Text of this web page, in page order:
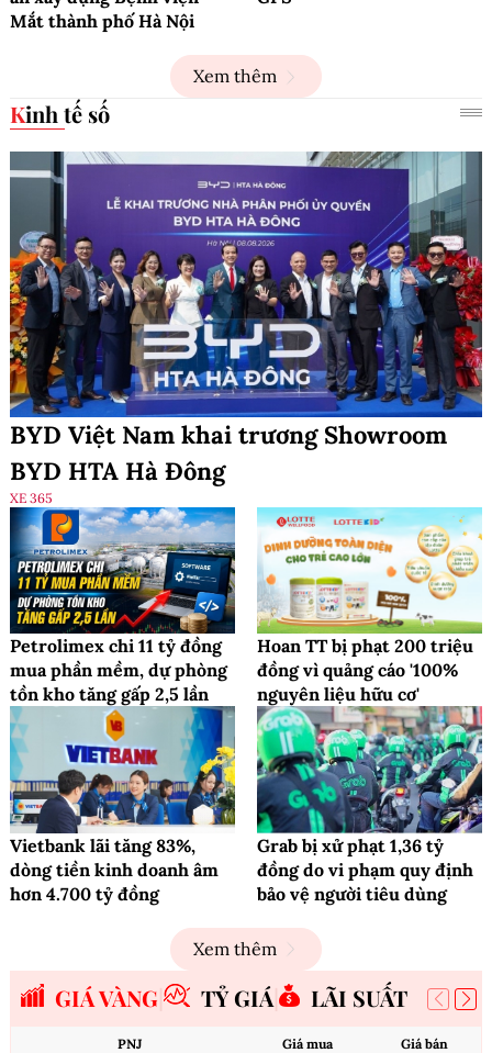
Mắt thành phố Hà Nội
Xem thêm
Kinh tế số
BYD Việt Nam khai trương Showroom
BYD HTA Hà Đông
XE 365
Petrolimex chi 11 tỷ đồng
mua phần mềm, dự phòng
tồn kho tăng gấp 2,5 lần
Hoan TT bị phạt 200 triệu
đồng vì quảng cáo '100%
nguyên liệu hữu cơ'
Vietbank lãi tăng 83%,
dòng tiền kinh doanh âm
hơn 4.700 tỷ đồng
Grab bị xử phạt 1,36 tỷ
đồng do vi phạm quy định
bảo vệ người tiêu dùng
Xem thêm
GIÁ VÀNG TỶ GIÁ LÃI SUẤT
PNJ Giá mua Giá bán